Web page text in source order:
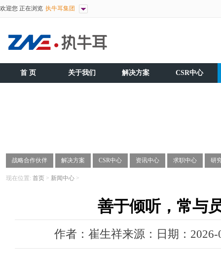
欢迎您 正在浏览 执牛耳集团
首 页 关于我们 解决方案 CSR中心
战略合作伙伴 解决方案 CSR中心 资讯中心 求职中心 研
现在位置: 首页 > 新闻中心 >
善于倾听，常与
作者：崔生祥来源：日期：